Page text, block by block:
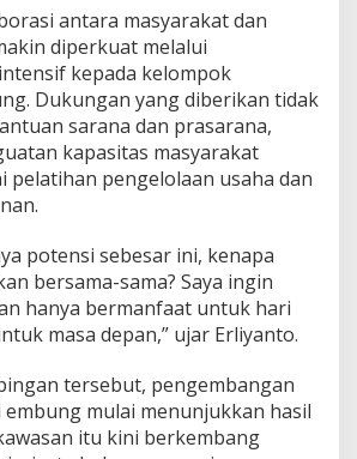
K
e
m
a
n
d
r
a
E
o
n
o
i
W
a
r
antara masyarakat dan
diperkuat melalui
kepada kelompok
Dukungan yang diberikan tidak
sarana dan prasarana,
kapasitas masyarakat
pelatihan pengelolaan usaha dan
potensi sebesar ini, kenapa
bersama-sama? Saya ingin
hanya bermanfaat untuk hari
masa depan,” ujar Erliyanto.
tersebut, pengembangan
embung mulai menunjukkan hasil
itu kini berkembang